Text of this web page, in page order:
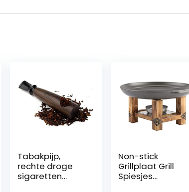
Tabakpijp,
rechte droge
sigaretten
Non-stick
Grillplaat Grill
Spiesjes